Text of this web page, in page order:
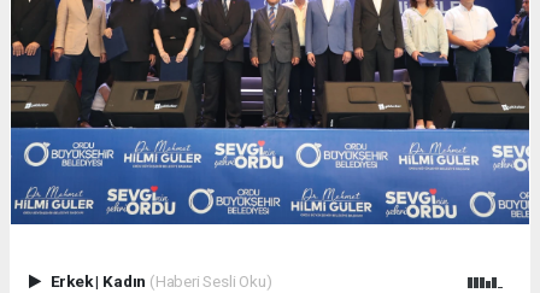
Erkek| Kadın (Haberi Sesli Oku)